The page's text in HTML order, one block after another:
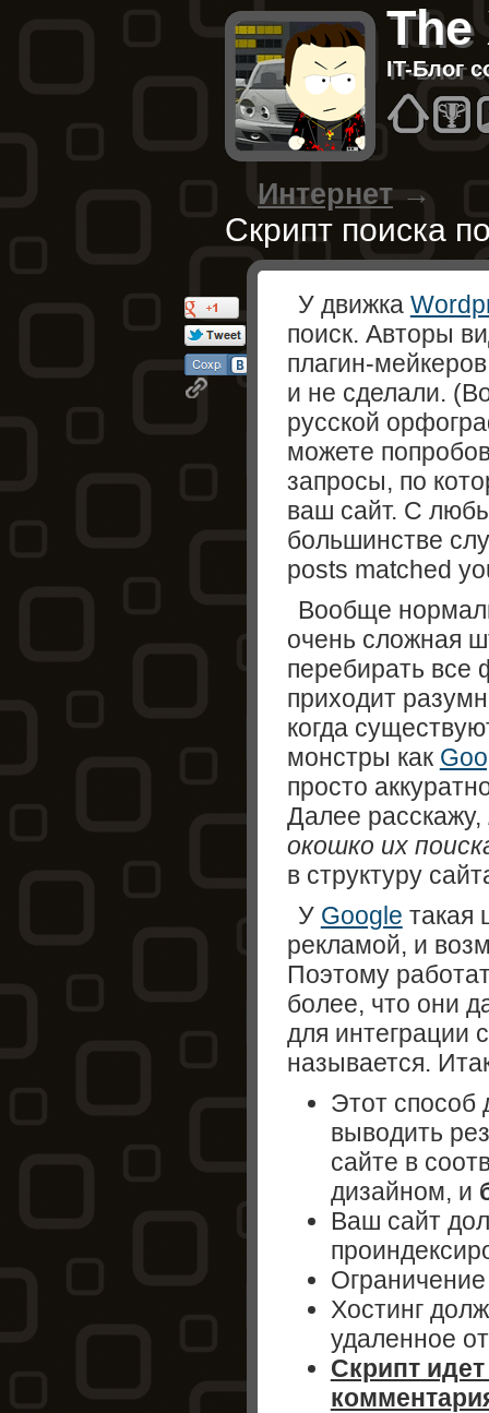
The
IT-Блог
Интернет →
Скрипт поиска
У движка
поиск. Авторы
плагин-
и не сделали.
русской
можете
запросы, по
ваш сайт. С
большинстве
posts matched
Вообще
очень сложная
перебирать все
приходит
когда
монстры как
просто
Далее расскажу,
окошко их
в структуру
У Google такая
рекламой, и
Поэтому
более, что они
для интеграции
называется.
Этот способ
выводить
сайте в
дизайном, и
Ваш сайт
Хостинг
удаленное
Скрипт